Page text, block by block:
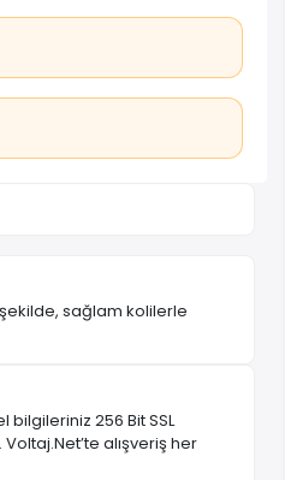
sağlam kolilerle
256 Bit SSL
alışveriş her